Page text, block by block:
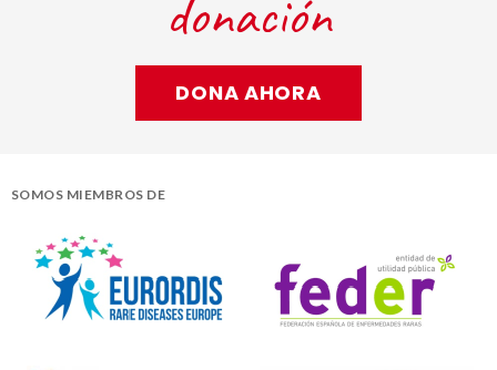
donación
DONA AHORA
SOMOS MIEMBROS DE